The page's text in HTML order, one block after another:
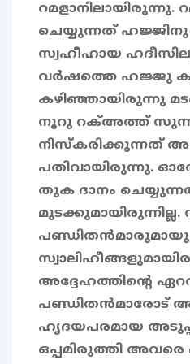
റമളാനിലായിരുന്നു.
ചെയ്യുന്നത്
സ്വഹീഹായ
വർഷത്തെ ഹജ്ജു
കഴിഞ്ഞായിരുന്നു
നൂറു റക്അത്ത്
നിസ്കരിക്കുന്നത്
പതിവായിരുന്നു.
തുക ദാനം
അദ്ദേഹത്തിന്റെ
പണ്ഡിതൻമാരോട്
ഹൃദയപരമായ
ഒപ്പമിരുത്തി അവരെ